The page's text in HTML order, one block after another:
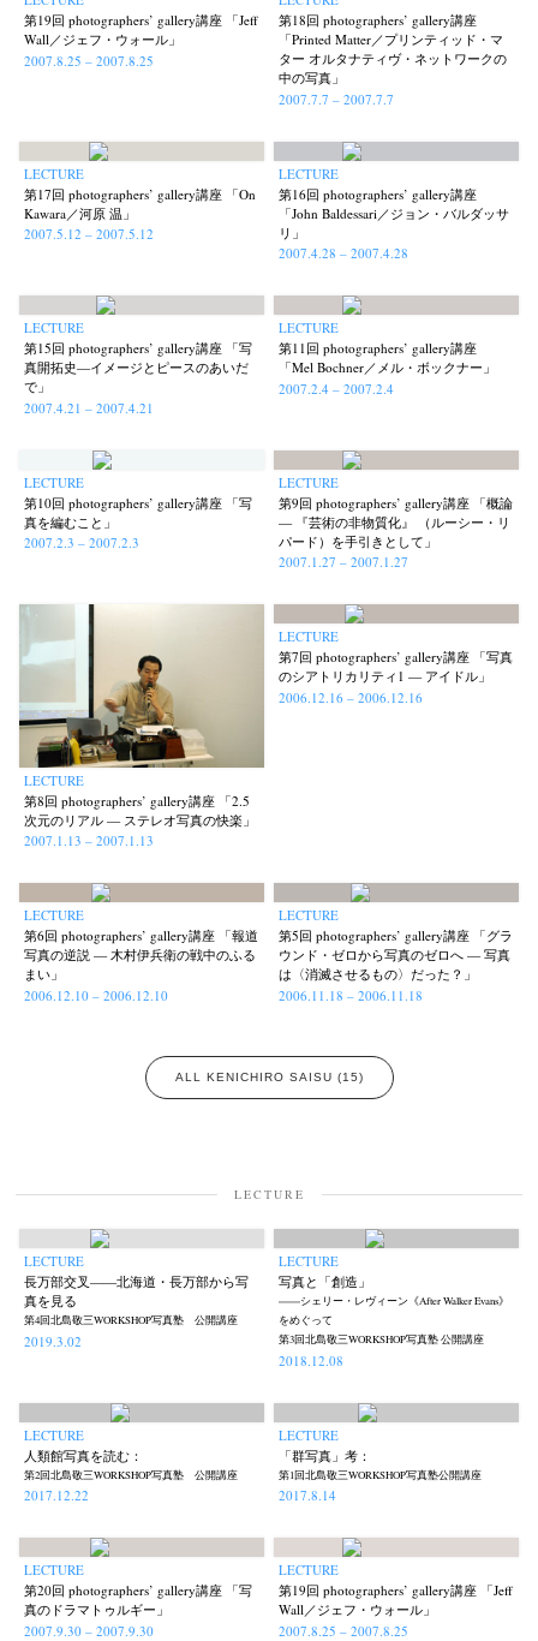
第19回 photographers’ gallery講座 「Jeff
Wall／ジェフ・ウォール」
2007.8.25 – 2007.8.25
第18回 photographers’ gallery講座
「Printed Matter／プリンティッド・マ
ター オルタナティヴ・ネットワークの
中の写真」
2007.7.7 – 2007.7.7
LECTURE
第17回 photographers’ gallery講座 「On
Kawara／河原 温」
2007.5.12 – 2007.5.12
LECTURE
第16回 photographers’ gallery講座
「John Baldessari／ジョン・バルダッサ
リ」
2007.4.28 – 2007.4.28
LECTURE
第15回 photographers’ gallery講座 「写
真開拓史—イメージとピースのあいだ
で」
2007.4.21 – 2007.4.21
LECTURE
第11回 photographers’ gallery講座
「Mel Bochner／メル・ボックナー」
2007.2.4 – 2007.2.4
LECTURE
第10回 photographers’ gallery講座 「写
真を編むこと」
2007.2.3 – 2007.2.3
LECTURE
第9回 photographers’ gallery講座 「概論
— 『芸術の非物質化』 （ルーシー・リ
パード）を手引きとして」
2007.1.27 – 2007.1.27
LECTURE
第8回 photographers’ gallery講座 「2.5
次元のリアル — ステレオ写真の快楽」
2007.1.13 – 2007.1.13
LECTURE
第7回 photographers’ gallery講座 「写真
のシアトリカリティ1 — アイドル」
2006.12.16 – 2006.12.16
LECTURE
第6回 photographers’ gallery講座 「報道
写真の逆説 — 木村伊兵衛の戦中のふる
まい」
2006.12.10 – 2006.12.10
LECTURE
第5回 photographers’ gallery講座 「グラ
ウンド・ゼロから写真のゼロへ — 写真
は〈消滅させるもの〉だった？」
2006.11.18 – 2006.11.18
ALL KENICHIRO SAISU (15)
LECTURE
LECTURE
長万部交叉——北海道・長万部から写
真を見る
第4回北島敬三WORKSHOP写真塾 公開講座
2019.3.02
LECTURE
写真と「創造」
――シェリー・レヴィーン《After Walker Evans》
をめぐって
第3回北島敬三WORKSHOP写真塾 公開講座
2018.12.08
LECTURE
人類館写真を読む：
第2回北島敬三WORKSHOP写真塾 公開講座
2017.12.22
LECTURE
「群写真」考：
第1回北島敬三WORKSHOP写真塾公開講座
2017.8.14
LECTURE
第20回 photographers’ gallery講座 「写
真のドラマトゥルギー」
2007.9.30 – 2007.9.30
LECTURE
第19回 photographers’ gallery講座 「Jeff
Wall／ジェフ・ウォール」
2007.8.25 – 2007.8.25